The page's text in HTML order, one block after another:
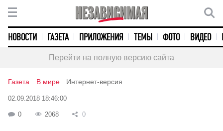
НОВОСТИ ГАЗЕТА ПРИЛОЖЕНИЯ ТЕМЫ ФОТО ВИДЕО
Перейти на полную версию сайта
Газета В мире Интернет-версия
02.09.2018 18:46:00
0 2068 0